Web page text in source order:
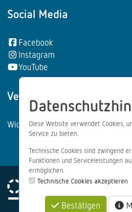
Social Media
Facebook
Instagram
YouTube
Vertrag wiederrufen:
Widerrufsformular
Impressum
Diese Website verwendet Cookies,
Service zu bieten.
Technische Cookies sind zwingend
Funktionen und Serviceleistungen
ermöglichen.
Technische Cookies akzeptieren
Bestätigen